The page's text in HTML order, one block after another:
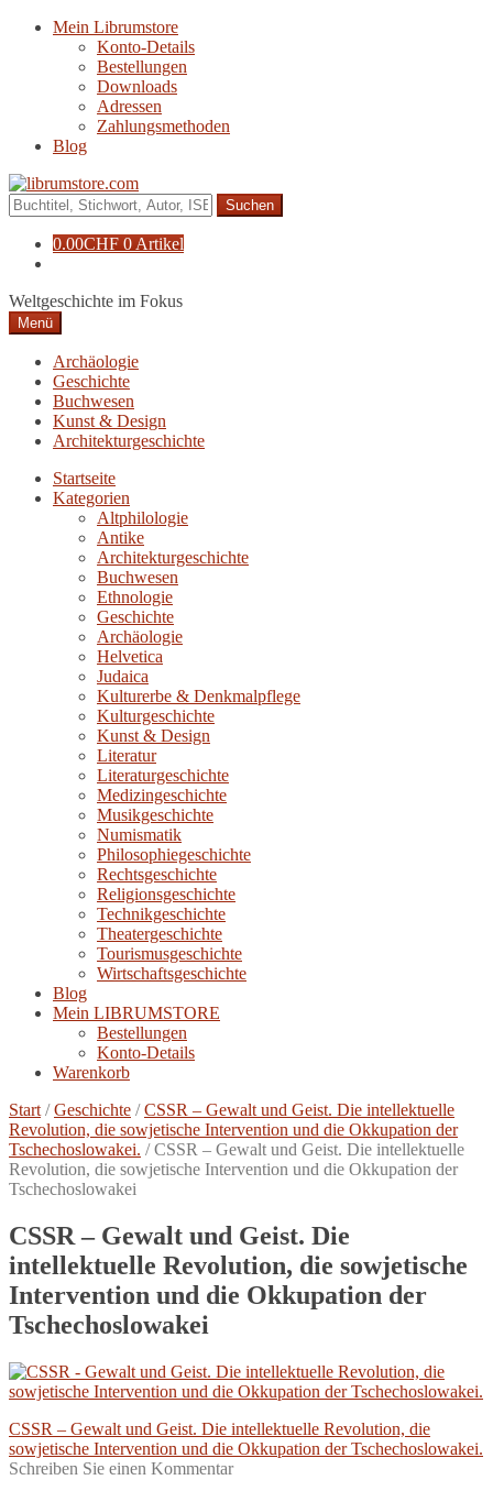
Navigation
Zum
Mein Librumstore
Konto-Details
Bestellungen
Downloads
Adressen
Zahlungsmethoden
Blog
Suche
nach:
0.00CHF 0 Artikel
Weltgeschichte im Fokus
Menü
Archäologie
Geschichte
Buchwesen
Kunst & Design
Architekturgeschichte
Startseite
Kategorien
Altphilologie
Antike
Architekturgeschichte
Buchwesen
Ethnologie
Geschichte
Archäologie
Helvetica
Judaica
Kulturerbe & Denkmalpflege
Kulturgeschichte
Kunst & Design
Literatur
Literaturgeschichte
Medizingeschichte
Musikgeschichte
Numismatik
Philosophiegeschichte
Rechtsgeschichte
Religionsgeschichte
Technikgeschichte
Theatergeschichte
Tourismusgeschichte
Wirtschaftsgeschichte
Blog
Mein LIBRUMSTORE
Bestellungen
Konto-Details
Warenkorb
Start /Geschichte /CSSR – Gewalt und Geist. Die intellektuelle
Revolution, die sowjetische Intervention und die Okkupation der
Tschechoslowakei. /CSSR – Gewalt und Geist. Die intellektuelle
Revolution, die sowjetische Intervention und die Okkupation der
Tschechoslowakei
CSSR – Gewalt und Geist. Die
intellektuelle Revolution, die sowjetische
Intervention und die Okkupation der
Tschechoslowakei
Beitragsnavigation
Vorheriger
Beitrag:
CSSR – Gewalt und Geist. Die intellektuelle Revolution, die
sowjetische Intervention und die Okkupation der Tschechoslowakei.
Schreiben Sie einen Kommentar